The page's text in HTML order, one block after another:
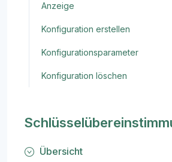
Anzeige
Konfiguration erstellen
Konfigurationsparameter
Konfiguration löschen
Übersicht